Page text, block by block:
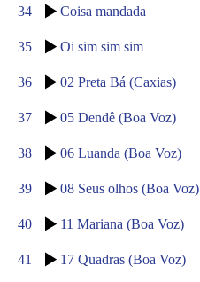
34 Coisa mandada
35 Oi sim sim sim
36 02 Preta Bá (Caxias)
37 05 Dendê (Boa Voz)
38 06 Luanda (Boa Voz)
39 08 Seus olhos (Boa Voz)
40 11 Mariana (Boa Voz)
41 17 Quadras (Boa Voz)